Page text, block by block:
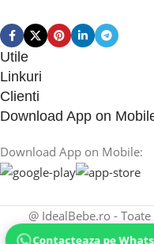
Utile
Linkuri
Clienti
Download App on
Download App on Mobile:
@ IdealBebe.ro -
Contacteaza pe